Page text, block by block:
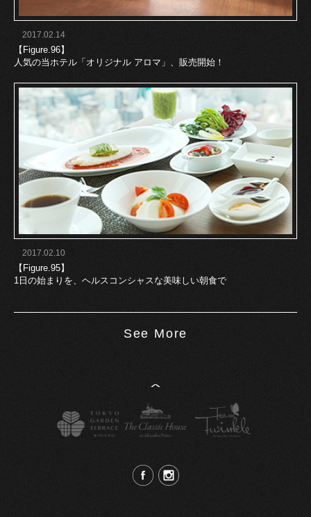
2017.02.14
【Figure.96】
人気の当ホテル「オリジナル アロマ」、販売開始！
2017.02.10
【Figure.95】
1日の始まりを、ヘルスコンシャスな美味しい朝食で
See More
^